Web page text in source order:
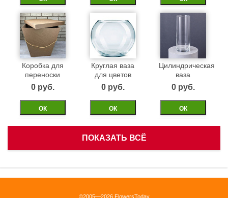
Коробка для
переноски
0 pуб.
ОК
Круглая ваза
для цветов
0 pуб.
ОК
Цилиндрическая
ваза
0 pуб.
ОК
коробка 40см
ПОКАЗАТЬ ВСЁ
©2005—2026 FlowersToday